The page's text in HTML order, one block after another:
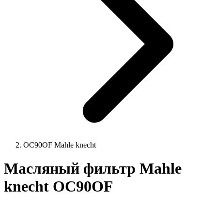
OC90OF Mahle knecht
Масляный фильтр Mahle
knecht OC90OF